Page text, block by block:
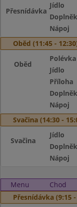
Přesnídávka
Jídlo
Doplněk
Nápoj
Oběd (11:45 -
Oběd
Polévka
Jídlo
Příloha
Doplněk
Nápoj
Svačina (14:30 -
Svačina
Jídlo
Doplněk
Nápoj
Menu Chod
Přesnídávka (9:15 -